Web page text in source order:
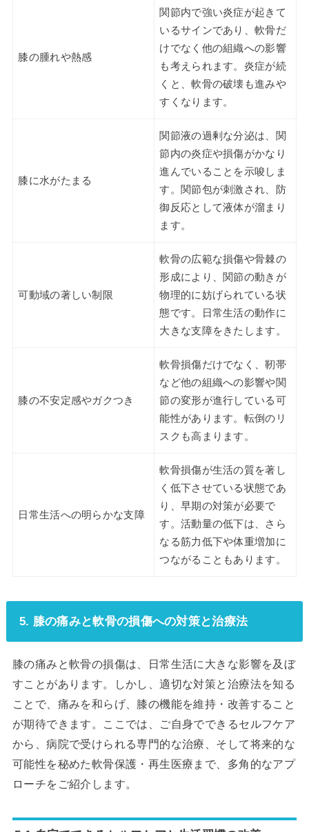
膝の腫れや熱感
関節内で強い炎症が起きて
いるサインであり、軟骨だ
けでなく他の組織への影響
も考えられます。炎症が続
くと、軟骨の破壊も進みや
すくなります。
膝に水がたまる
関節液の過剰な分泌は、関
節内の炎症や損傷がかなり
進んでいることを示唆しま
す。関節包が刺激され、防
御反応として液体が溜まり
ます。
可動域の著しい制限
軟骨の広範な損傷や骨棘の
形成により、関節の動きが
物理的に妨げられている状
態です。日常生活の動作に
大きな支障をきたします。
膝の不安定感やガクつき
軟骨損傷だけでなく、靭帯
など他の組織への影響や関
節の変形が進行している可
能性があります。転倒のリ
スクも高まります。
日常生活への明らかな支障
軟骨損傷が生活の質を著し
く低下させている状態であ
り、早期の対策が必要で
す。活動量の低下は、さら
なる筋力低下や体重増加に
つながることもあります。
5. 膝の痛みと軟骨の損傷への対策と治療法
膝の痛みと軟骨の損傷は、日常生活に大きな影響を及ぼ
すことがあります。しかし、適切な対策と治療法を知る
ことで、痛みを和らげ、膝の機能を維持・改善すること
が期待できます。ここでは、ご自身でできるセルフケア
から、病院で受けられる専門的な治療、そして将来的な
可能性を秘めた軟骨保護・再生医療まで、多角的なアプ
ローチをご紹介します。